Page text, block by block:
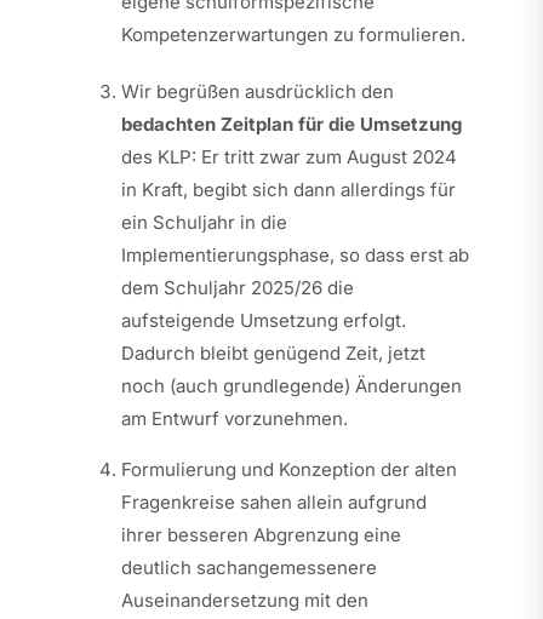
Kompetenzerwartungen zu formulieren.
Wir begrüßen ausdrücklich den
bedachten Zeitplan für die Umsetzung
des KLP: Er tritt zwar zum August 2024
in Kraft, begibt sich dann allerdings für
ein Schuljahr in die
Implementierungsphase, so dass erst ab
dem Schuljahr 2025/26 die
aufsteigende Umsetzung erfolgt.
Dadurch bleibt genügend Zeit, jetzt
noch (auch grundlegende) Änderungen
am Entwurf vorzunehmen.
Formulierung und Konzeption der alten
Fragenkreise sahen allein aufgrund
ihrer besseren Abgrenzung eine
deutlich sachangemessenere
Auseinandersetzung mit den